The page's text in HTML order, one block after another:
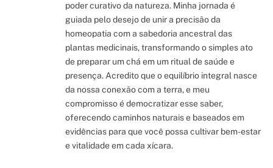
poder curativo da natureza. Minha jornada é
guiada pelo desejo de unir a precisão da
homeopatia com a sabedoria ancestral das
plantas medicinais, transformando o simples ato
de preparar um chá em um ritual de saúde e
presença. Acredito que o equilíbrio integral nasce
da nossa conexão com a terra, e meu
compromisso é democratizar esse saber,
oferecendo caminhos naturais e baseados em
evidências para que você possa cultivar bem-estar
e vitalidade em cada xícara.